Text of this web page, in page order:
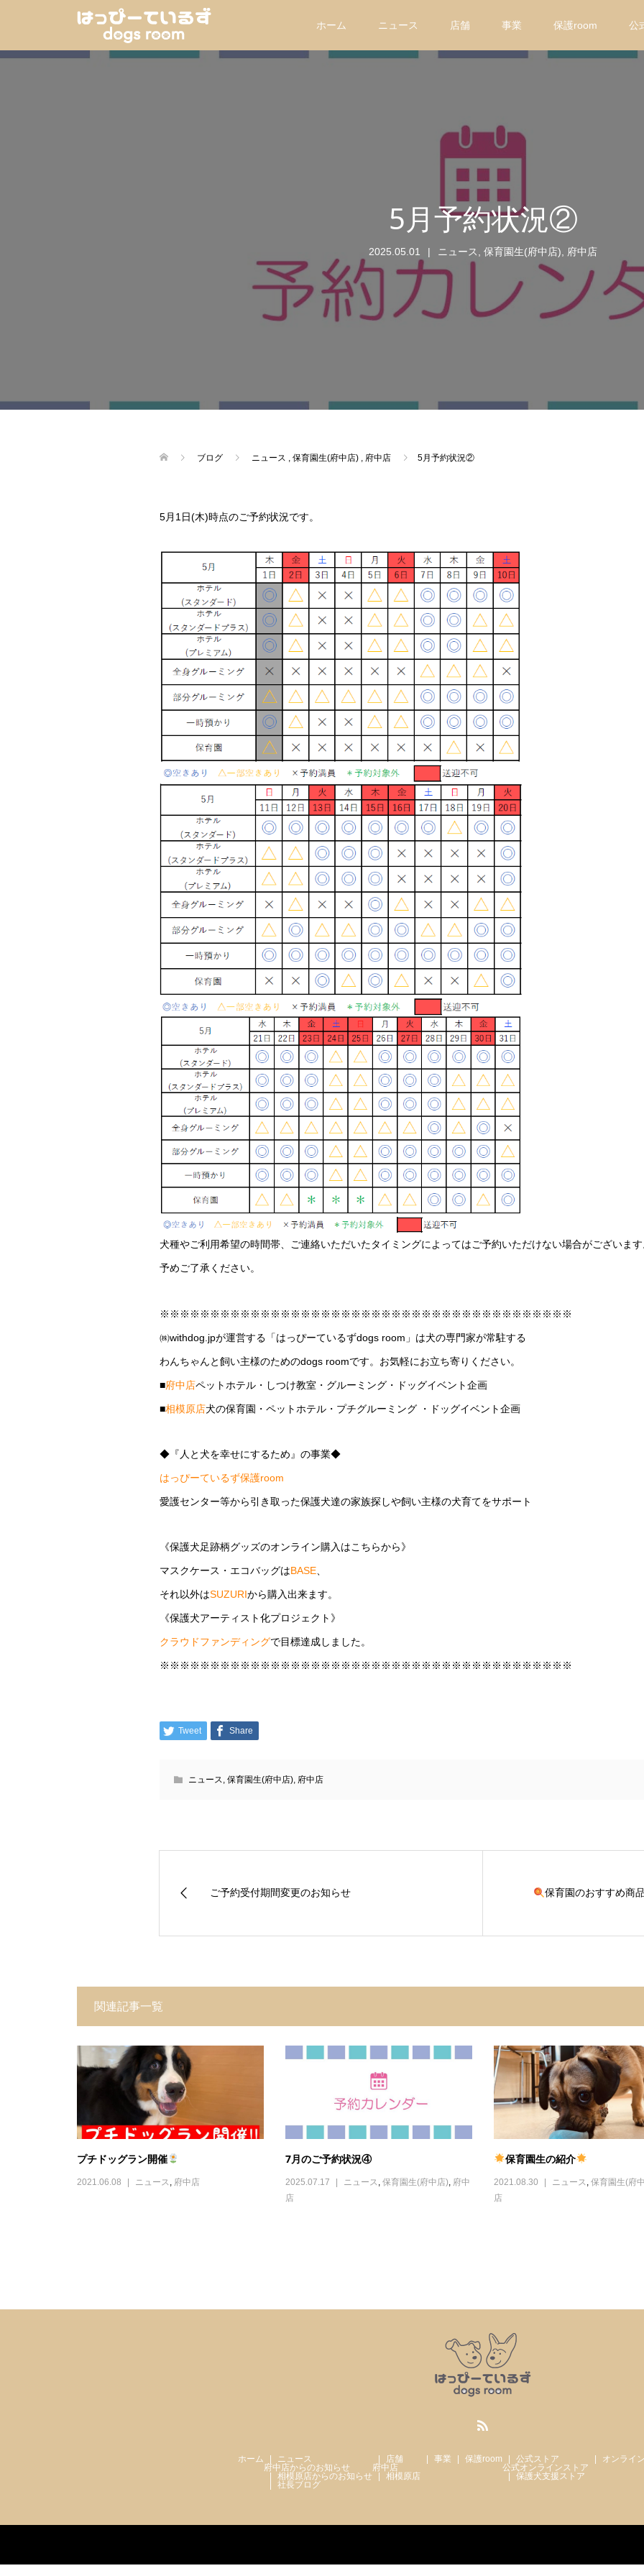
ホーム ニュース 店舗 事業 保護room 公
5月予約状況②
2025.05.01 ニュース 保育園生(府中店) 府中店
ブログ ニュース 保育園生(府中店) 府中店 5月予約状況②
5月1日(木)時点のご予約状況です。
犬種やご利用希望の時間帯、ご連絡いただいたタイミングによってはご予約いただけない場合がございま
予めご了承ください。
※※※※※※※※※※※※※※※※※※※※※※※※※※※※※※※※※※※※※※※※※
㈱withdog.jpが運営する「はっぴーているずdogs room」は犬の専門家が常駐する
わんちゃんと飼い主様のためのdogs roomです。お気軽にお立ち寄りください。
■府中店ペットホテル・しつけ教室・グルーミング・ドッグイベント企画
■相模原店犬の保育園・ペットホテル・プチグルーミング ・ドッグイベント企画
◆『人と犬を幸せにするため』の事業◆
はっぴーているず保護room
愛護センター等から引き取った保護犬達の家族探しや飼い主様の犬育てをサポート
《保護犬足跡柄グッズのオンライン購入はこちらから》
マスクケース・エコバッグはBASE、
それ以外はSUZURIから購入出来ます。
《保護犬アーティスト化プロジェクト》
クラウドファンディングで目標達成しました。
※※※※※※※※※※※※※※※※※※※※※※※※※※※※※※※※※※※※※※※※※
Tweet Share
ニュース 保育園生(府中店) 府中店
ご予約受付期間変更のお知らせ 保育園のおすすめ商
関連記事一覧
プチドッグラン開催
2021.06.08 ニュース 府中店
7月のご予約状況④
2025.07.17 ニュース 保育園生(府中店) 府中
店
保育園生の紹介
2021.08.30 ニュース 保育園生(府
店
ホーム
ニュース
府中店からのお知らせ
相模原店からのお知らせ
社長ブログ
店舗
府中店
相模原店
事業 保護room
公式ストア
公式オンラインストア
保護犬支援ストア
オンライ